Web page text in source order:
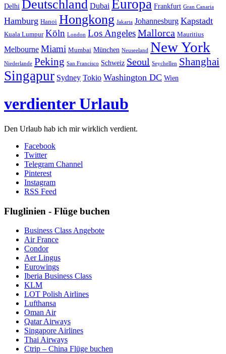
Delhi Deutschland Dubai Europa Frankfurt Gran Canaria
Hamburg Hanoi Hongkong Jakarta Johannesburg Kapstadt
Kuala Lumpur Köln London Los AngelesMallorca Mauritius
Melbourne Miami Mumbai München Neuseeland New York
Niederlande Peking San Francisco Schweiz Seoul Seychellen Shanghai
Singapur Sydney Tokio Washington DC Wien
verdienter Urlaub
Den Urlaub hab ich mir wirklich verdient.
Facebook
Twitter
Telegram Channel
Pinterest
Instagram
RSS Feed
Fluglinien - Flüge buchen
Business Class Angebote
Air France
Condor
Aer Lingus
Eurowings
Iberia Business Class
KLM
LOT Polish Airlines
Lufthansa
Oman Air
Qatar Airways
Singapore Airlines
Thai Airways
Ctrip – China Flüge buchen